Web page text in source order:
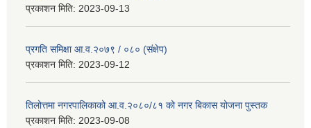
प्रकाशन मिति: 2023-09-13
प्रगति समिक्षा आ.व.२०७९ / ०८० (संक्षेप)
प्रकाशन मिति: 2023-09-12
तिलोत्तमा नगरपालिकाको आ.व.२०८०/८१ को नगर बिकास योजना पुस्तक
प्रकाशन मिति: 2023-09-08